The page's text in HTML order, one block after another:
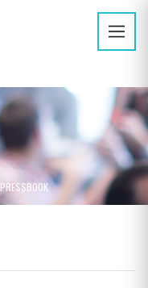
PRESSBOOK